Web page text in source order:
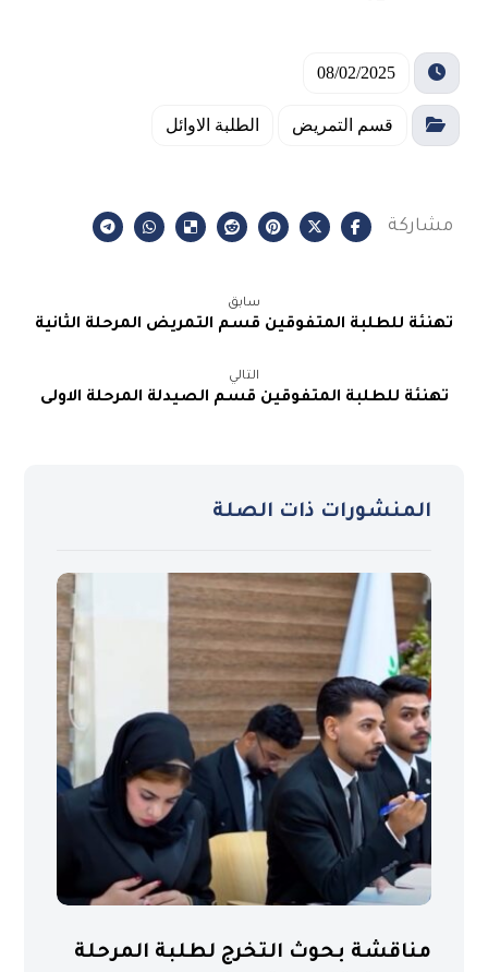
08/02/2025
قسم التمريض الطلبة الاوائل
سابق
تهنئة للطلبة المتفوقين قسم التمريض المرحلة الثانية
التالي
تهنئة للطلبة المتفوقين قسم الصيدلة المرحلة الاولى
المنشورات ذات الصلة
مناقشة بحوث التخرج لطلبة المرحلة